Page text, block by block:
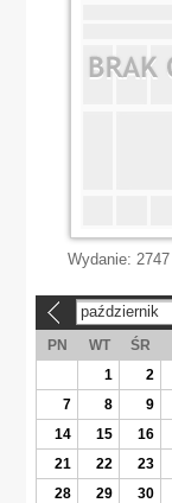
Wydanie: 2747
październik
PN WT ŚR
1
2
7
8 9
14
15 16
21
22 23
28
29 30